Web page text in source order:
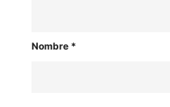
Nombre *